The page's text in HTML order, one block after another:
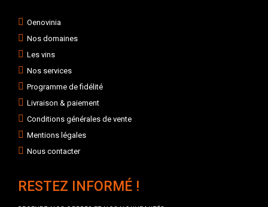
Oenovinia
Nos domaines
Les vins
Nos services
Programme de fidélité
Livraison & paiement
Conditions générales de vente
Mentions légales
Nous contacter
RESTEZ INFORMÉ !